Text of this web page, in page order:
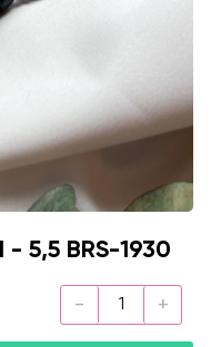
5,5 BRS-1930